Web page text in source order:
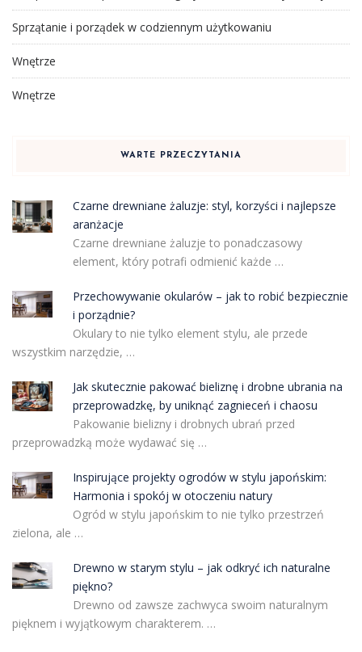
Sprzątanie i porządek w codziennym użytkowaniu
Wnętrze
Wnętrze
WARTE PRZECZYTANIA
Czarne drewniane żaluzje: styl, korzyści i najlepsze
aranżacje
Czarne drewniane żaluzje to ponadczasowy
element, który potrafi odmienić każde …
Przechowywanie okularów – jak to robić bezpiecznie
i porządnie?
Okulary to nie tylko element stylu, ale przede
wszystkim narzędzie, …
Jak skutecznie pakować bieliznę i drobne ubrania na
przeprowadzkę, by uniknąć zagnieceń i chaosu
Pakowanie bielizny i drobnych ubrań przed
przeprowadzką może wydawać się …
Inspirujące projekty ogrodów w stylu japońskim:
Harmonia i spokój w otoczeniu natury
Ogród w stylu japońskim to nie tylko przestrzeń
zielona, ale …
Drewno w starym stylu – jak odkryć ich naturalne
piękno?
Drewno od zawsze zachwyca swoim naturalnym
pięknem i wyjątkowym charakterem. …